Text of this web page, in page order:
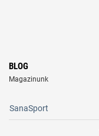
BLOG
Magazinunk
SanaSport